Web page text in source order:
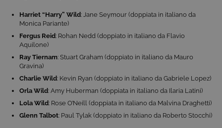
Harriet “Harry” Wild: Jane Seymour (doppiata in italiano da
Monica Pariante)
Fergus Reid: Rohan Nedd (doppiato in italiano da Flavio
Aquilone)
Ray Tiernam: Stuart Graham (doppiato in italiano da Mauro
Gravina)
Charlie Wild: Kevin Ryan (doppiato in italiano da Gabriele Lopez)
Orla Wild: Amy Huberman (doppiata in italiano da Ilaria Latini)
Lola Wild: Rose O’Neill (doppiata in italiano da Malvina Draghetti)
Glenn Talbot: Paul Tylak (doppiato in italiano da Roberto Stocchi)